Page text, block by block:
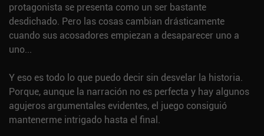
protagonista se presenta como un ser bastante
desdichado. Pero las cosas cambian drásticamente
cuando sus acosadores empiezan a desaparecer uno a
uno...
Y eso es todo lo que puedo decir sin desvelar la historia.
Porque, aunque la narración no es perfecta y hay algunos
agujeros argumentales evidentes, el juego consiguió
mantenerme intrigado hasta el final.